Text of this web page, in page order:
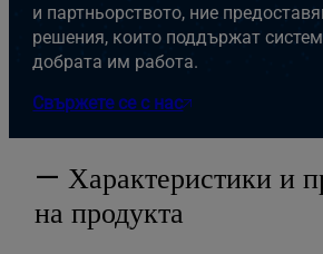
и партньорството, ние
решения, които поддържат
добрата им работа.
Свържете се с нас
— Характеристики и
на продукта